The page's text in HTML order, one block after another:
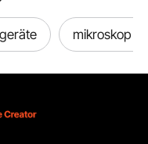
mikroskop